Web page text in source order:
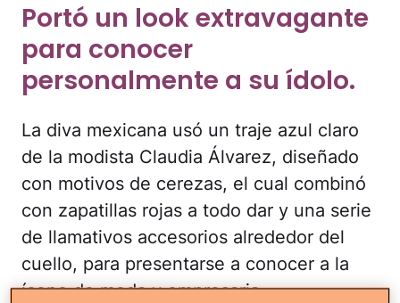
Portó un look extravagante
para conocer
personalmente a su ídolo.
La diva mexicana usó un traje azul claro
de la modista Claudia Álvarez, diseñado
con motivos de cerezas, el cual combinó
con zapatillas rojas a todo dar y una serie
de llamativos accesorios alrededor del
cuello, para presentarse a conocer a la
ícono de moda y empresaria